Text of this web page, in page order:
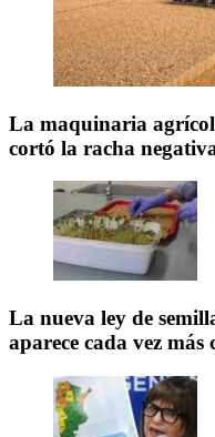
La maquinaria
cortó la racha
La nueva ley de
aparece cada vez más